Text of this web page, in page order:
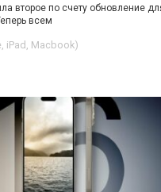
второе по счету обновление
всем
iPad, Macbook)